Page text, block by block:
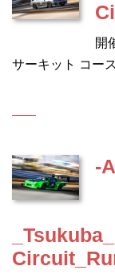
開
サーキット コー
-